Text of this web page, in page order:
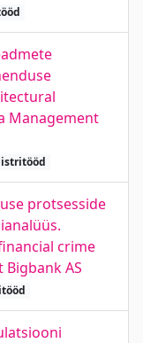
Management
protsesside
crime
AS